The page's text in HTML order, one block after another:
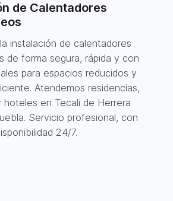
de Calentadores
instalación de calentadores
de forma segura, rápida y con
para espacios reducidos y
Atendemos residencias,
hoteles en Tecali de Herrera
Servicio profesional, con
24/7.